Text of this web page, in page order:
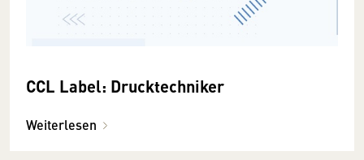
CCL Label: Drucktechniker
Weiterlesen